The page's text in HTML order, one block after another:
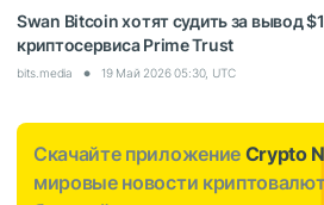
Swan Bitcoin хотят судить за вывод
криптосервиса Prime Trust
bits.media 19 Май 2026 05:30, UTC
Скачайте приложение Crypto
мировые новости